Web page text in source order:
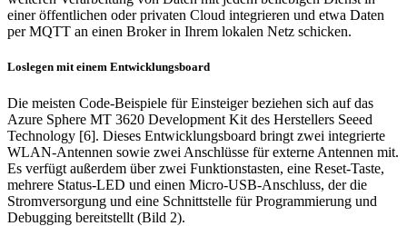
einer öffentlichen oder privaten Cloud integrieren und etwa Daten
per MQTT an einen Broker in Ihrem lokalen Netz schicken.
Loslegen mit einem Entwicklungsboard
Die meisten Code-Beispiele für Einsteiger beziehen sich auf das
Azure Sphere MT 3620 Development Kit des Herstellers Seeed
Technology [6]. Dieses Entwicklungsboard bringt zwei integrierte
WLAN-Antennen sowie zwei Anschlüsse für externe Antennen mit.
Es verfügt außerdem über zwei Funktionstasten, eine Reset-Taste,
mehrere Status-LED und einen Micro-USB-Anschluss, der die
Stromversorgung und eine Schnittstelle für Programmierung und
Debugging bereitstellt (Bild 2).